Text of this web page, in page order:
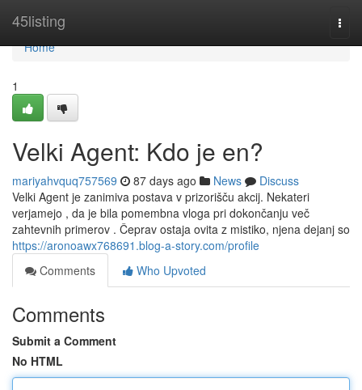
45listing
Home
Home
1
Velki Agent: Kdo je en?
mariyahvquq757569 87 days ago News
Discuss
Velki Agent je zanimiva postava v prizorišču akcij. Nekateri
verjamejo , da je bila pomembna vloga pri dokončanju več
zahtevnih primerov . Čeprav ostaja ovita z mistiko, njena dejanj so
https://aronoawx768691.blog-a-story.com/profile
Comments
Who Upvoted
Comments
Submit a Comment
No HTML